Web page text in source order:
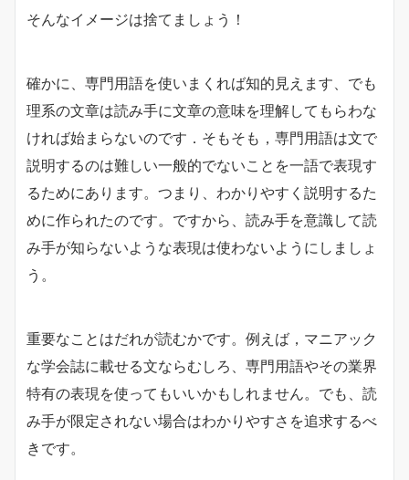
そんなイメージは捨てましょう！
確かに、専門用語を使いまくれば知的見えます、でも
理系の文章は読み手に文章の意味を理解してもらわな
ければ始まらないのです．そもそも，専門用語は文で
説明するのは難しい一般的でないことを一語で表現す
るためにあります。つまり、わかりやすく説明するた
めに作られたのです。ですから、読み手を意識して読
み手が知らないような表現は使わないようにしましょ
う。
重要なことはだれが読むかです。例えば，マニアック
な学会誌に載せる文ならむしろ、専門用語やその業界
特有の表現を使ってもいいかもしれません。でも、読
み手が限定されない場合はわかりやすさを追求するべ
きです。